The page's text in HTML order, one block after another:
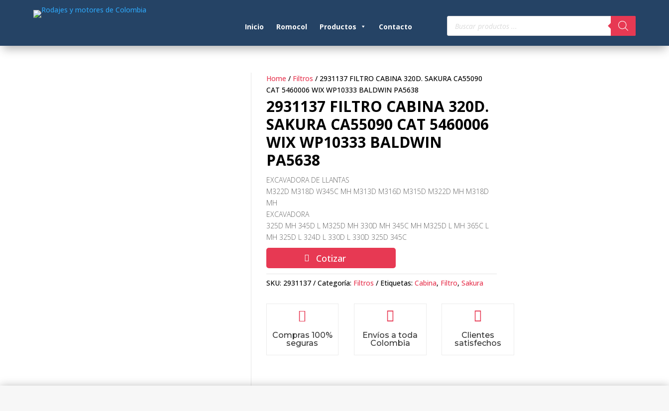
Inicio Romocol Productos Contacto
Búsqueda
productos
Home / Filtros / 2931137 FILTRO CABINA 320D. SAKURA CA55090
CAT 5460006 WIX WP10333 BALDWIN PA5638
2931137 FILTRO CABINA 320D.
SAKURA CA55090 CAT 5460006
WIX WP10333 BALDWIN
PA5638
EXCAVADORA DE LLANTAS
M322D M318D W345C MH M313D M316D M315D M322D MH M318D
MH
EXCAVADORA
325D MH 345D L M325D MH 330D MH 345C MH M325D L MH 365C L
MH 325D L 324D L 330D L 330D 325D 345C
Cotizar
SKU: 2931137 Categoría: Filtros Etiquetas: Cabina, Filtro, Sakura

Compras 100%
seguras

Envíos a toda
Colombia

Clientes
satisfechos